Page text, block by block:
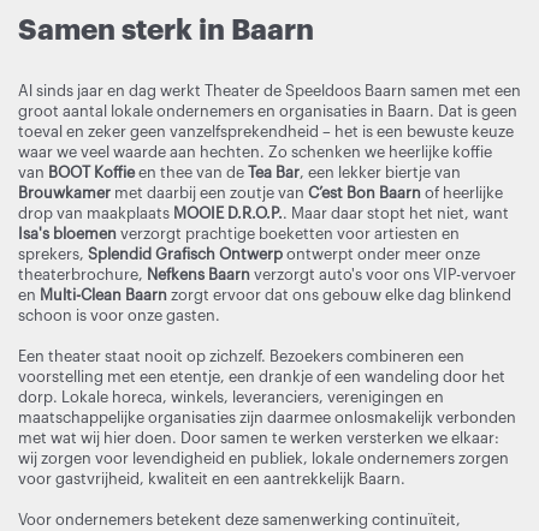
Samen sterk in Baarn
Al sinds jaar en dag werkt Theater de Speeldoos Baarn samen met een
groot aantal lokale ondernemers en organisaties in Baarn. Dat is geen
toeval en zeker geen vanzelfsprekendheid – het is een bewuste keuze
waar we veel waarde aan hechten. Zo schenken we heerlijke koffie
van BOOT Koffieen thee van de Tea Bar, een lekker biertje van
Brouwkamer met daarbij een zoutje van C’est Bon Baarn of heerlijke
drop van maakplaats MOOIE D.R.O.P.. Maar daar stopt het niet, want
Isa's bloemen verzorgt prachtige boeketten voor artiesten en
sprekers, Splendid Grafisch Ontwerp ontwerpt onder meer onze
theaterbrochure, Nefkens Baarn verzorgt auto's voor ons VIP-vervoer
en Multi-Clean Baarn zorgt ervoor dat ons gebouw elke dag blinkend
schoon is voor onze gasten.
Een theater staat nooit op zichzelf. Bezoekers combineren een
voorstelling met een etentje, een drankje of een wandeling door het
dorp. Lokale horeca, winkels, leveranciers, verenigingen en
maatschappelijke organisaties zijn daarmee onlosmakelijk verbonden
met wat wij hier doen. Door samen te werken versterken we elkaar:
wij zorgen voor levendigheid en publiek, lokale ondernemers zorgen
voor gastvrijheid, kwaliteit en een aantrekkelijk Baarn.
Voor ondernemers betekent deze samenwerking continuïteit,